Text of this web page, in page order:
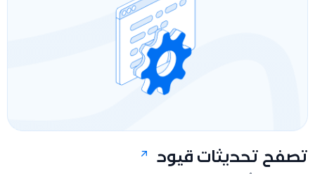
تصفح تحديثات قيود